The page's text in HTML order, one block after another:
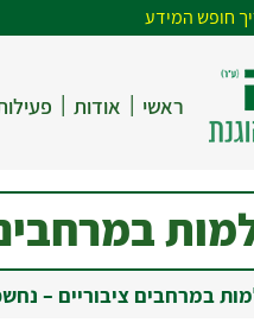
חופש המידע
ראשי | אודות |
במרחבים ציבוריים –